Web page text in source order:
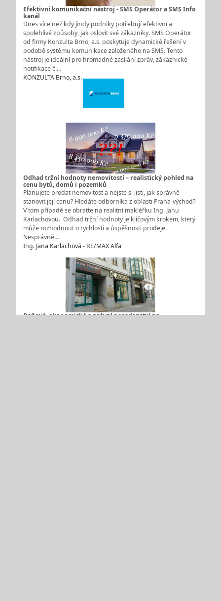
Efektivní komunikační nástroj - SMS Operátor a SMS Info
kanál
Dnes více než kdy jindy podniky potřebují efektivní a
spolehlivé způsoby, jak oslovit své zákazníky. SMS Operátor
od firmy Konzulta Brno, a.s. poskytuje dynamické řešení v
podobě systému komunikace založeného na SMS. Tento
nástroj je ideální pro hromadné zasílání zpráv, zákaznické
notifikace či…
KONZULTA Brno, a.s.
Odhad tržní hodnoty nemovitostí – realistický pohled na
cenu bytů, domů i pozemků
Plánujete prodat nemovitost a nejste si jisti, jak správně
stanovit její cenu? Hledáte odborníka z oblasti Praha-východ?
V tom případě se obraťte na realitní makléřku Ing. Janu
Karlachovou. Odhad tržní hodnoty je klíčovým krokem, který
může rozhodnout o rychlosti a úspěšnosti prodeje.
Nesprávně…
Ing. Jana Karlachová - RE/MAX Alfa
Daňové, ekonomické a právní poradenství na